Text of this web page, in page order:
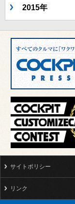
2015年
サイトポリシー
リンク